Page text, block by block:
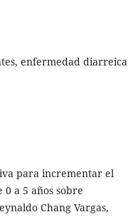
enfermedad diarreica
para incrementar el
a 5 años sobre
Chang Vargas,